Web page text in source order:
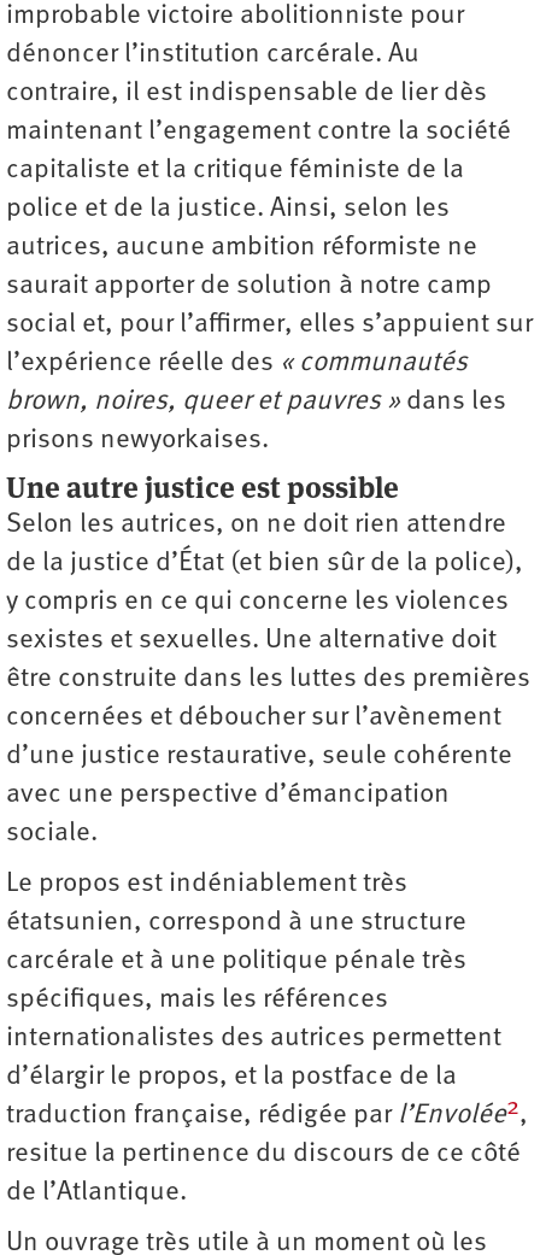
improbable victoire abolitionniste pour
dénoncer l’institution carcérale. Au
contraire, il est indispensable de lier dès
maintenant l’engagement contre la société
capitaliste et la critique féministe de la
police et de la justice. Ainsi, selon les
autrices, aucune ambition réformiste ne
saurait apporter de solution à notre camp
social et, pour l’affirmer, elles s’appuient sur
l’expérience réelle des « communautés
brown, noires, queer et pauvres » dans les
prisons newyorkaises.
Une autre justice est possible
Selon les autrices, on ne doit rien attendre
de la justice d’État (et bien sûr de la police),
y compris en ce qui concerne les violences
sexistes et sexuelles. Une alternative doit
être construite dans les luttes des premières
concernées et déboucher sur l’avènement
d’une justice restaurative, seule cohérente
avec une perspective d’émancipation
sociale.
Le propos est indéniablement très
étatsunien, correspond à une structure
carcérale et à une politique pénale très
spécifiques, mais les références
internationalistes des autrices permettent
d’élargir le propos, et la postface de la
traduction française, rédigée par l’Envolée2,
resitue la pertinence du discours de ce côté
de l’Atlantique.
Un ouvrage très utile à un moment où les